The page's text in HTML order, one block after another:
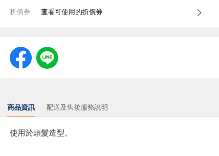
折價券 查看可使用的折價券
商品資訊 配送及售後服務說明
使用於頭髮造型。